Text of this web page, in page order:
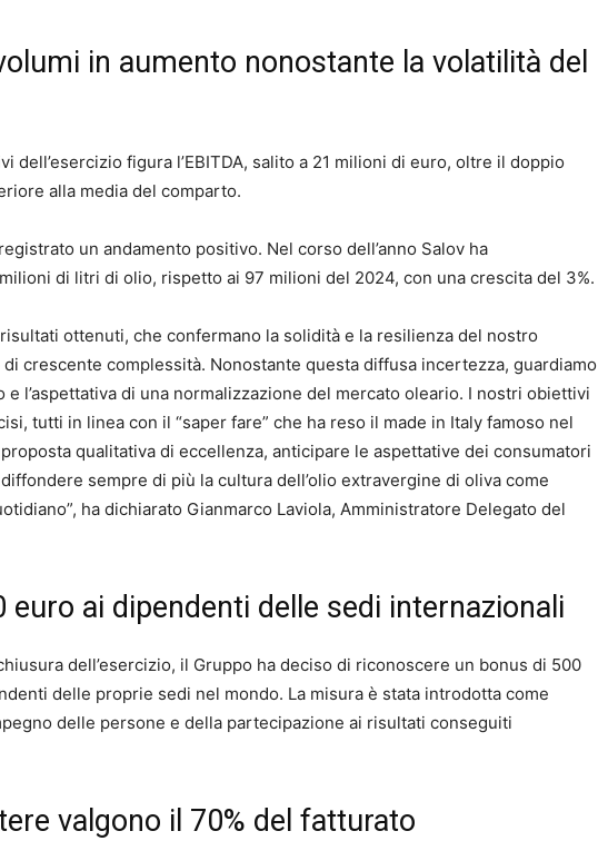
in aumento nonostante la volatilità del
dell’esercizio figura l’EBITDA, salito a 21 milioni di euro, oltre il doppio
alla media del comparto.
un andamento positivo. Nel corso dell’anno Salov ha
di litri di olio, rispetto ai 97 milioni del 2024, con una crescita del 3%.
ottenuti, che confermano la solidità e la resilienza del nostro
crescente complessità. Nonostante questa diffusa incertezza, guardiamo
l’aspettativa di una normalizzazione del mercato oleario. I nostri obiettivi
tutti in linea con il “saper fare” che ha reso il made in Italy famoso nel
qualitativa di eccellenza, anticipare le aspettative dei consumatori
sempre di più la cultura dell’olio extravergine di oliva come
ha dichiarato Gianmarco Laviola, Amministratore Delegato del
euro ai dipendenti delle sedi internazionali
dell’esercizio, il Gruppo ha deciso di riconoscere un bonus di 500
delle proprie sedi nel mondo. La misura è stata introdotta come
delle persone e della partecipazione ai risultati conseguiti
valgono il 70% del fatturato